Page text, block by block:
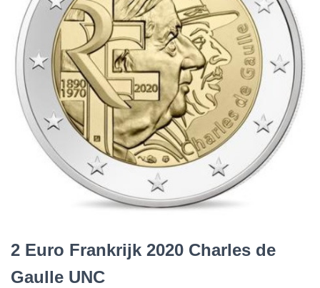
2 Euro Frankrijk 2020 Charles de
Gaulle UNC